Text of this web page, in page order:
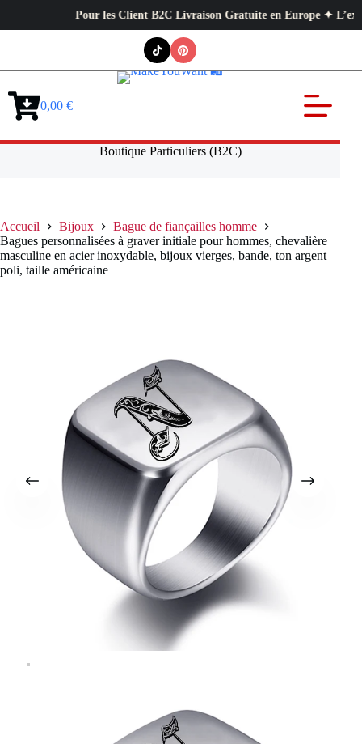
Pour les Client B2C Livraison Gratuite en Europe ✦
Panier0,00 €
Boutique Particuliers (B2C)
Accueil Bijoux
Bague de fiançailles homme
Bagues personnalisées à graver initiale pour hommes, chevalière
masculine en acier inoxydable, bijoux vierges, bande, ton argent
poli, taille américaine